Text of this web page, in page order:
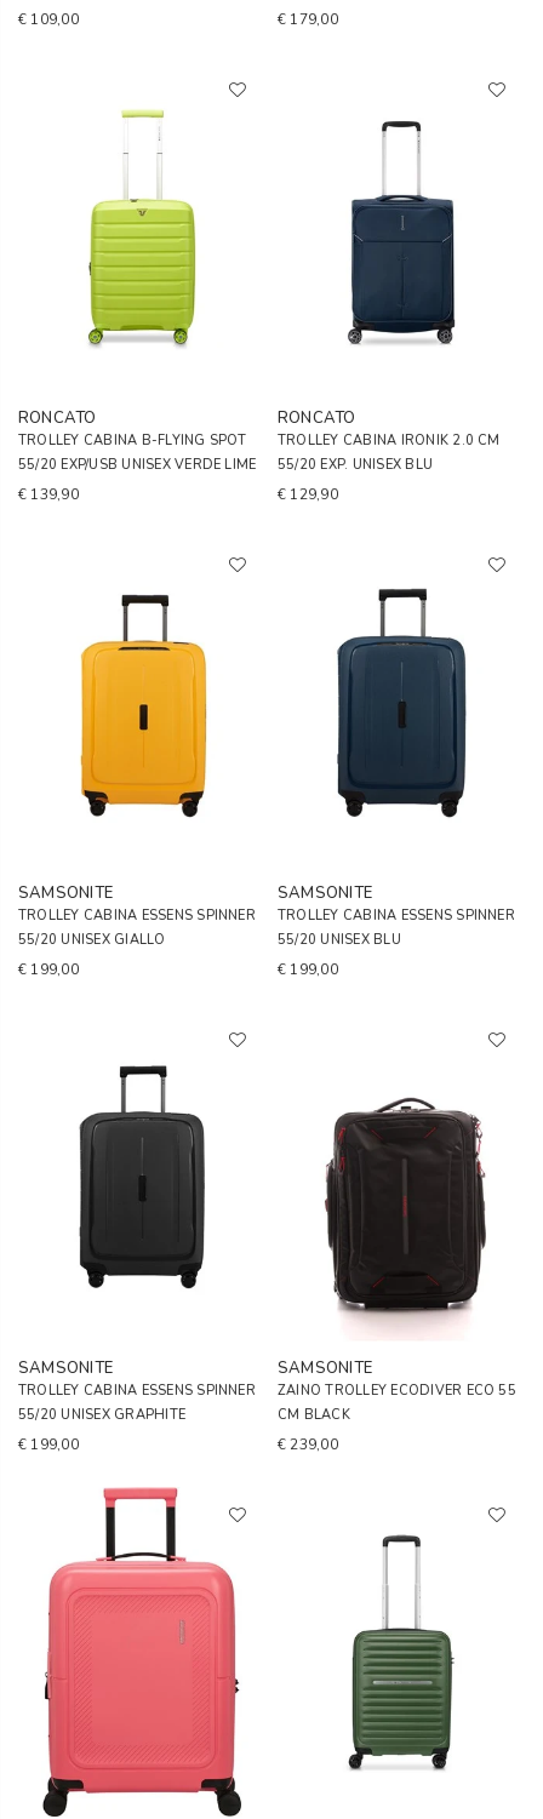
€ 109,00 € 179,00
RONCATO
TROLLEY CABINA B-FLYING SPOT
55/20 EXP/USB UNISEX VERDE LIME
€ 139,90
RONCATO
TROLLEY CABINA IRONIK 2.0 CM
55/20 EXP. UNISEX BLU
€ 129,90
SAMSONITE
TROLLEY CABINA ESSENS SPINNER
55/20 UNISEX GIALLO
€ 199,00
SAMSONITE
TROLLEY CABINA ESSENS SPINNER
55/20 UNISEX BLU
€ 199,00
SAMSONITE
TROLLEY CABINA ESSENS SPINNER
55/20 UNISEX GRAPHITE
€ 199,00
SAMSONITE
ZAINO TROLLEY ECODIVER ECO 55
CM BLACK
€ 239,00